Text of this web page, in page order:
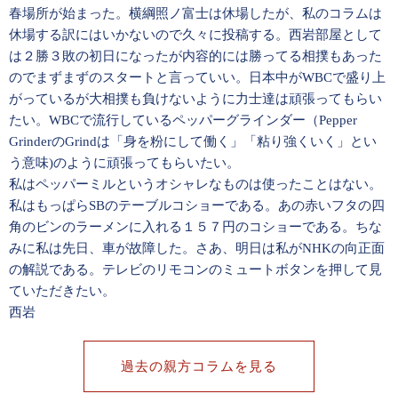
春場所が始まった。横綱照ノ富士は休場したが、私のコラムは
休場する訳にはいかないので久々に投稿する。西岩部屋として
は２勝３敗の初日になったが内容的には勝ってる相撲もあった
のでまずまずのスタートと言っていい。日本中がWBCで盛り上
がっているが大相撲も負けないように力士達は頑張ってもらい
たい。WBCで流行しているペッパーグラインダー（Pepper
GrinderのGrindは「身を粉にして働く」「粘り強くいく」とい
う意味)のように頑張ってもらいたい。
私はペッパーミルというオシャレなものは使ったことはない。
私はもっぱらSBのテーブルコショーである。あの赤いフタの四
角のビンのラーメンに入れる１５７円のコショーである。ちな
みに私は先日、車が故障した。さあ、明日は私がNHKの向正面
の解説である。テレビのリモコンのミュートボタンを押して見
ていただきたい。
西岩
過去の親方コラムを見る